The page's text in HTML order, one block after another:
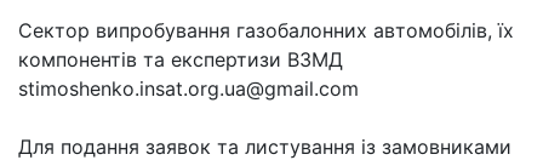
Сектор випробування газобалонних автомобілів, їх
компонентів та експертизи ВЗМД
stimoshenko.insat.org.ua@gmail.com
Для подання заявок та листування із замовниками